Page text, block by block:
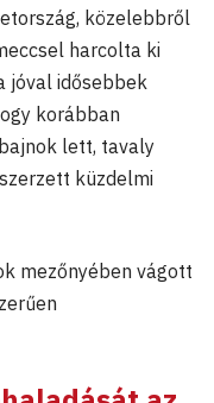
közelebbről
harcolta ki
jóval idősebbek
korábban
lett, tavaly
küzdelmi
mezőnyében vágott